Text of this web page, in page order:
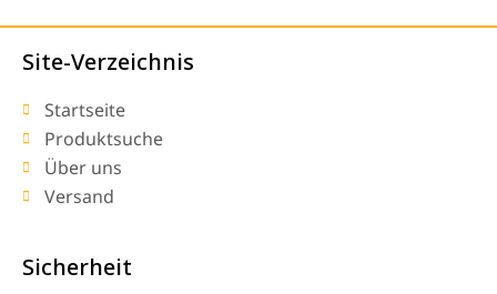
Site-Verzeichnis
Startseite
Produktsuche
Über uns
Versand
Sicherheit